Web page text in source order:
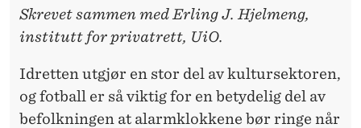
Skrevet sammen med Erling J. Hjelmeng,
institutt for privatrett, UiO.
Idretten utgjør en stor del av kultursektoren,
og fotball er så viktig for en betydelig del av
befolkningen at alarmklokkene bør ringe når